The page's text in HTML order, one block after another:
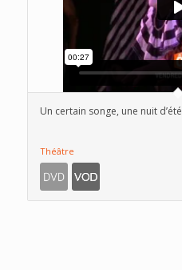
Un certain songe, une nuit d’été
Théâtre